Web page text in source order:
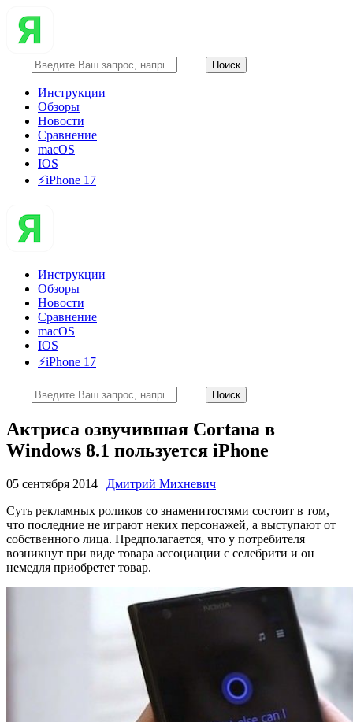
Инструкции
Обзоры
Новости
Сравнение
macOS
IOS
⚡️iPhone 17
Инструкции
Обзоры
Новости
Сравнение
macOS
IOS
⚡️iPhone 17
Актриса озвучившая Сortana в
Windows 8.1 пользуется iPhone
05 сентября 2014 | Дмитрий Михневич
Суть рекламных роликов со знаменитостями состоит в том,
что последние не играют неких персонажей, а выступают от
собственного лица. Предполагается, что у потребителя
возникнут при виде товара ассоциации с селебрити и он
немедля приобретет товар.